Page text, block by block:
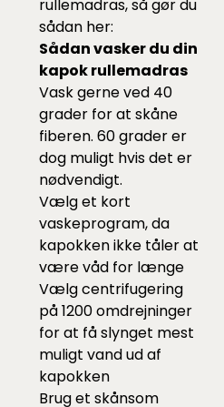
rullemadras, så gør du
sådan her:
Sådan vasker du din
kapok rullemadras
Vask gerne ved 40
grader for at skåne
fiberen. 60 grader er
dog muligt hvis det er
nødvendigt.
Vælg et kort
vaskeprogram, da
kapokken ikke tåler at
være våd for længe
Vælg centrifugering
på 1200 omdrejninger
for at få slynget mest
muligt vand ud af
kapokken
Brug et skånsom